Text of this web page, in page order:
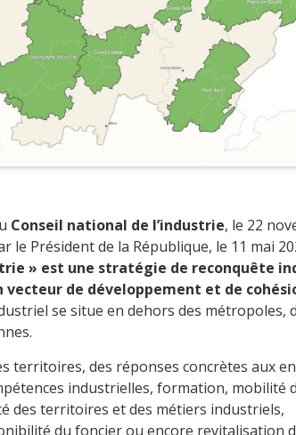
Conseil national de l’industrie, le 22
le Président de la République, le 11 mai
» est une stratégie de reconquête
vecteur de développement et de
se situe en dehors des métropoles,
territoires, des réponses concrètes aux
industrielles, formation, mobilité
des territoires et des métiers industriels,
du foncier ou encore revitalisation